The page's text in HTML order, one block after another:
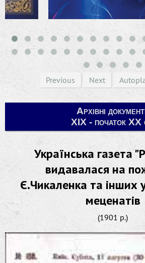
Previous Next
Архівні
ХІХ - початок ХХ
Українська газета
видавалася на
Є.Чикаленка та інших
меценатів
(1901 р.)